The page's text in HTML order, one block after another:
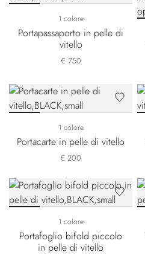
1 colore
Portapassaporto in pelle di
vitello
€ 750
1 colore
Portacarte in pelle di vitello
€ 200
1 colore
Portafoglio bifold piccolo
in pelle di vitello